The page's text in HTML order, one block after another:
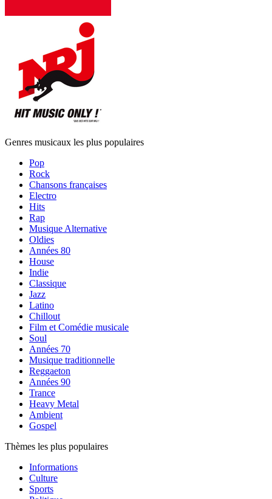
Genres musicaux les plus populaires
Pop
Rock
Chansons françaises
Electro
Hits
Rap
Musique Alternative
Oldies
Années 80
House
Indie
Classique
Jazz
Latino
Chillout
Film et Comédie musicale
Soul
Années 70
Musique traditionnelle
Reggaeton
Années 90
Trance
Heavy Metal
Ambient
Gospel
Thèmes les plus populaires
Informations
Culture
Sports